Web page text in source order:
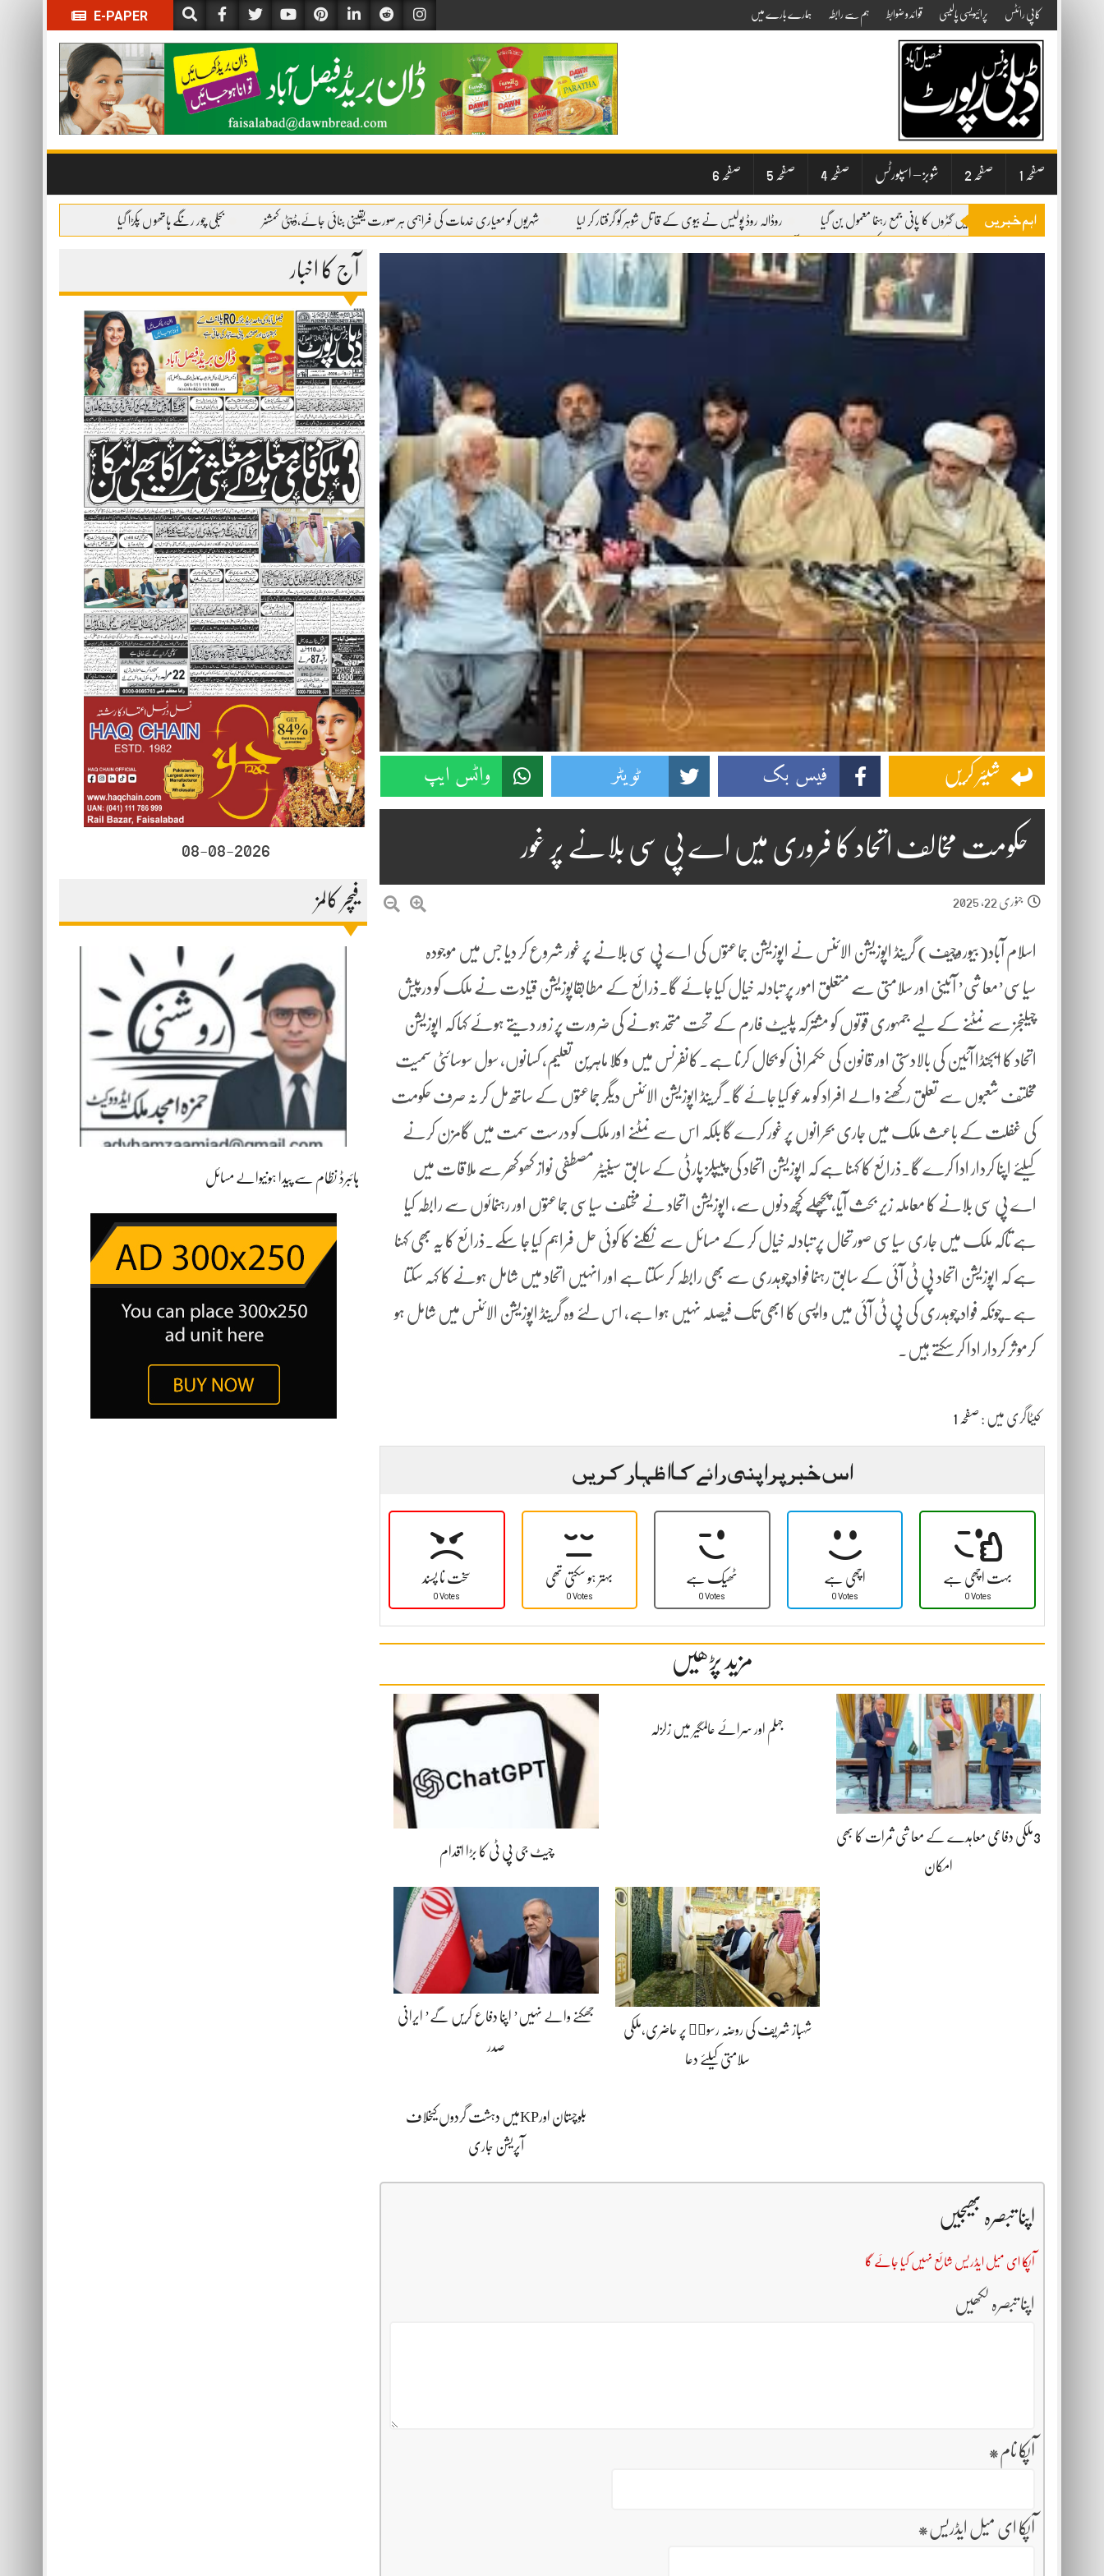
Skip
content
E-PAPER کاپی رائٹس پرائیویسی پالیسی قوائد و ضوابط ہم سے رابطہ ہمارے بارے میں
صفحہ 1 صفحہ 2 شوبز – اسپورٹس صفحہ 4 صفحہ 5 صفحہ 6
اہم خبریں
ذوالفقار کالونی میں گٹروں کا پانی جمع رہنما معمول بن گیا روڈالہ روڈ پولیس نے بیوی کے قاتل شوہر کو گرفتار کر لیا شہریوں کو معیاری خدمات کی فراہمی ہر صورت یقینی بنائی جائے،ڈپٹی کمشنر بجلی چور رنگے ہاتھو ں پکڑا گیا
آج کا اخبار
08-08-2026
فیچر کالمز
ہائبرڈ نظام سے پیدا ہونیوالے مسائل
شیئر کریں فیس بک ٹویٹر واٹس ایپ
حکومت مخالف اتحاد کا فروری میں اے پی سی بلانے پر غور
جنوری 22, 2025
اسلام آباد(بیوروچیف) گرینڈ اپوزیشن الائنس نے اپوزیشن جماعتوں کی اے پی سی بلانے پر غور شروع کر دیا جس میں موجودہ
سیاسی’معاشی’ آئینی اور سلامتی سے متعلق امور پر تبادلہ خیال کیا جائے گا۔ذرائع کے مطابقاپوزیشن قیادت نے ملک کو درپیش
چیلنجز سے نمٹنے کے لیے جمہوری قوتوں کو مشترکہ پلیٹ فارم کے تحت متحد ہونے کی ضرورت پر زور دیتے ہوئے کہا کہ اپوزیشن
اتحاد کا ایجنڈا آئین کی بالادستی اور قانون کی حکمرانی کو بحال کرنا ہے۔کانفرنس میں وکلا ماہرین تعلیم، کسانوں، سول سوسائٹی سمیت
مخلتف شعبوں سے تعلق رکھنے والے افراد کو مدعو کیا جائے گا۔گرینڈ اپوزیشن الائنس دیگر جماعتوں کے ساتھ مل کر نہ صرف حکومت
کی غفلت کے باعث ملک میں جاری بحرانوں پر غور کرے گا بلکہ اس سے نمٹنے اور ملک کو درست سمت میں گامزن کرنے
کیلئے اپنا کردار ادا کرے گا۔ذرائع کا کہنا ہے کہ اپوزیشن اتحاد کی پیپلز پارٹی کے سابق سینیٹر مصطفی نواز کھوکھر سے ملاقات میں
اے پی سی بلانے کا معاملہ زیر بحث آیا، پچھلے کچھ دنوں سے، اپوزیشن اتحاد نے مختلف سیاسی جماعتوں اور رہنمائوں سے رابطہ کیا
ہے تاکہ ملک میں جاری سیاسی صورتحال پر تبادلہ خیال کر کے مسائل سے نکلنے کا کوئی حل فراہم کیا جا سکے۔ذرائع کا یہ بھی کہنا
ہے کہ اپوزیشن اتحاد پی ٹی آئی کے سابق رہنما فواد چوہدری سے بھی رابطہ کر سکتا ہے اور انہیں اتحاد میں شامل ہونے کا کہہ سکتا
ہے۔چونکہ فواد چوہدری کی پی ٹی آئی میں واپسی کا ابھی تک فیصلہ نہیں ہوا ہے، اس لئے وہ گرینڈ اپوزیشن الائنس میں شامل ہو
کرموثر کردار ادا کر سکتے ہیں۔
کیٹاگری میں : صفحہ 1
اس خبر پر اپنی رائے کا اظہار کریں
سخت نا پسند
0 Votes
بہتر ہو سکتی تھی
0 Votes
ٹھیک ہے
0 Votes
اچھی ہے
0 Votes
بہت اچھی ہے
0 Votes
مزید پڑھیں
3ملکی دفاعی معاہدے کے معاشی ثمرات کا بھی
امکان
جہلم اور سرائے عالمگیر میں زلزلہ
چیٹ جی پی ٹی کا بڑا اقدام
شہباز شریف کی روضہ رسولۖ پر حاضری،ملکی
سلامتی کیلئے دعا
جھکنے والے نہیں’ اپنا دفاع کریں گے’ ایرانی
صدر
بلوچستان اورKPمیں دہشت گردوں کیخلاف
آپریشن جاری
اپنا تبصرہ بھیجیں
آپکا ای میل ایڈریس شائع نہیں کیا جائے گا
اپنا تبصرہ لکھیں
آپکا نام *
آپکا ای میل ایڈریس *